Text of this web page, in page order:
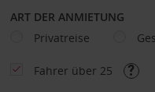
ART DER ANMIETUNG
Privatreise
Fahrer über 25